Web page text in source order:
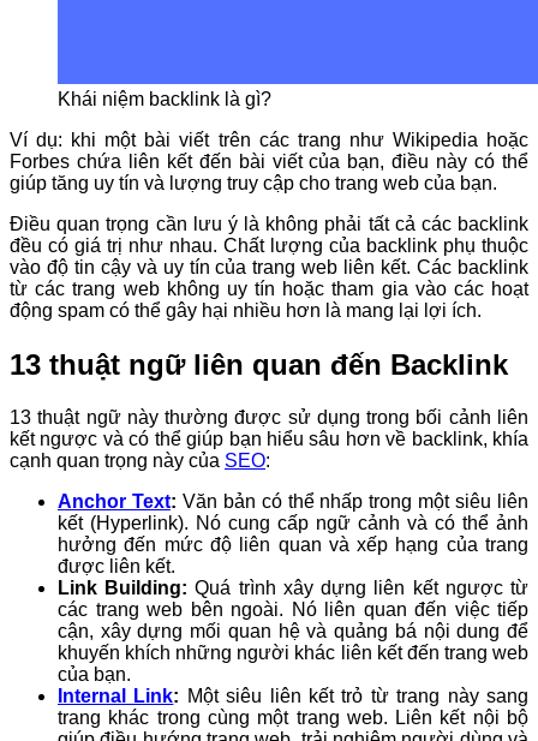
Khái niệm backlink là gì?
Ví dụ: khi một bài viết trên các trang như Wikipedia hoặc
Forbes chứa liên kết đến bài viết của bạn, điều này có thể
giúp tăng uy tín và lượng truy cập cho trang web của bạn.
Điều quan trọng cần lưu ý là không phải tất cả các backlink
đều có giá trị như nhau. Chất lượng của backlink phụ thuộc
vào độ tin cậy và uy tín của trang web liên kết. Các backlink
từ các trang web không uy tín hoặc tham gia vào các hoạt
động spam có thể gây hại nhiều hơn là mang lại lợi ích.
13 thuật ngữ liên quan đến Backlink
13 thuật ngữ này thường được sử dụng trong bối cảnh liên
kết ngược và có thể giúp bạn hiểu sâu hơn về backlink, khía
cạnh quan trọng này của SEO:
Anchor Text: Văn bản có thể nhấp trong một siêu liên
kết (Hyperlink). Nó cung cấp ngữ cảnh và có thể ảnh
hưởng đến mức độ liên quan và xếp hạng của trang
được liên kết.
Link Building: Quá trình xây dựng liên kết ngược từ
các trang web bên ngoài. Nó liên quan đến việc tiếp
cận, xây dựng mối quan hệ và quảng bá nội dung để
khuyến khích những người khác liên kết đến trang web
của bạn.
Internal Link: Một siêu liên kết trỏ từ trang này sang
trang khác trong cùng một trang web. Liên kết nội bộ